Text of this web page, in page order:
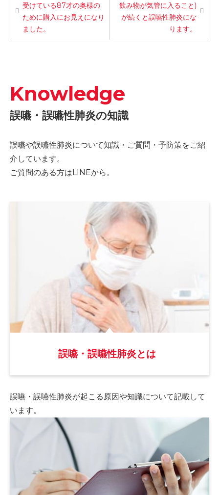
受けている87才の奥様の
ために購入にお見えになり
ました。
飲み物が気管に入ること)
が続くと誤嚥性肺炎にな
ります。
Knowledge
誤嚥・誤嚥性肺炎の知識
誤嚥や誤嚥性肺炎について知識・ご質問・予防策をご紹
介しています。
ご質問のある方はLINEから。
誤嚥・誤嚥性肺炎とは
誤嚥・誤嚥性肺炎が起こる原因や知識について記載して
います。